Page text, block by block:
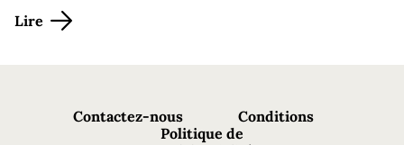
Lire
Contactez-nous
Conditions
Politique de